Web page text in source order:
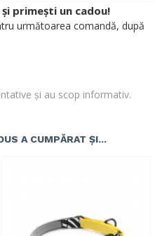
și au scop informativ.
primești un cadou!
următoarea comandă, după
A CUMPĂRAT ȘI...